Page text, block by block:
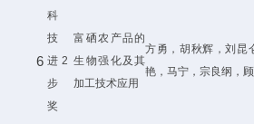
6
科
技
进
步
奖
2
富硒农产品的
生物强化及其
加工技术应用
方勇，胡秋辉，刘昆
艳，马宁，宗良纲，